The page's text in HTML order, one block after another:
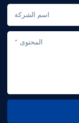
اسم الشركة
المحتوى